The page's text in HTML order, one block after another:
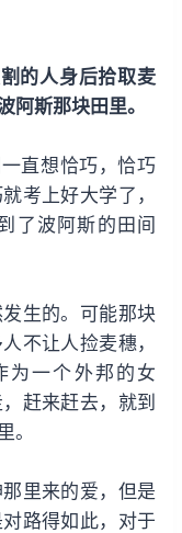
的人身后拾取麦
阿斯那块田里。
直想恰巧，恰巧
考上好大学了，
了波阿斯的田间
生的。可能那块
不让人捡麦穗，
为一个外邦的女
赶来赶去，就到
。
里来的爱，但是
路得如此，对于